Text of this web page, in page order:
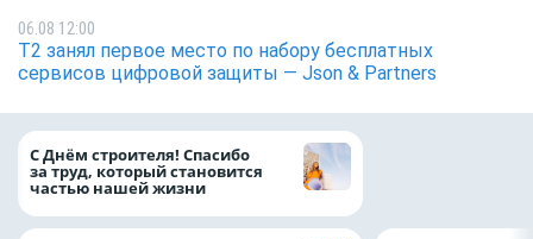
06.08 12:00
Т2 занял первое место по набору бесплатных
сервисов цифровой защиты — Json & Partners
С Днём строителя! Спасибо
за труд, который становится
частью нашей жизни